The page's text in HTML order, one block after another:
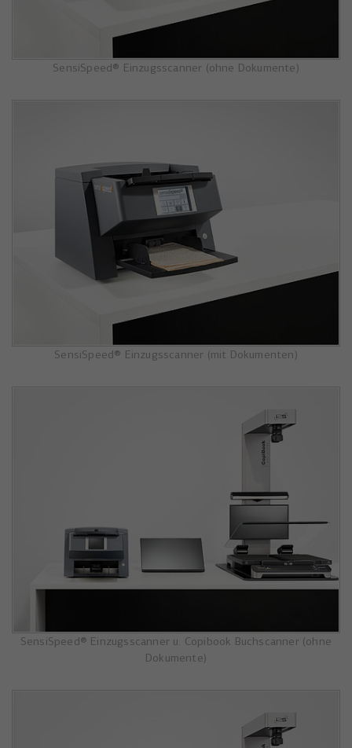
SensiSpeed® Einzugsscanner (ohne Dokumente)
SensiSpeed® Einzugsscanner (mit Dokumenten)
SensiSpeed® Einzugsscanner u. Copibook Buchscanner (ohne
Dokumente)